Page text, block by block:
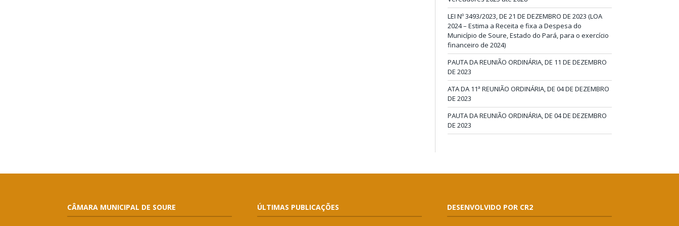
LEI Nº 3493/2023, DE 21 DE DEZEMBRO DE 2023 (LOA
2024 – Estima a Receita e fixa a Despesa do
Município de Soure, Estado do Pará, para o exercício
financeiro de 2024)
PAUTA DA REUNIÃO ORDINÁRIA, DE 11 DE DEZEMBRO
DE 2023
ATA DA 11ª REUNIÃO ORDINÁRIA, DE 04 DE DEZEMBRO
DE 2023
PAUTA DA REUNIÃO ORDINÁRIA, DE 04 DE DEZEMBRO
DE 2023
CÂMARA MUNICIPAL DE SOURE ÚLTIMAS PUBLICAÇÕES DESENVOLVIDO POR CR2